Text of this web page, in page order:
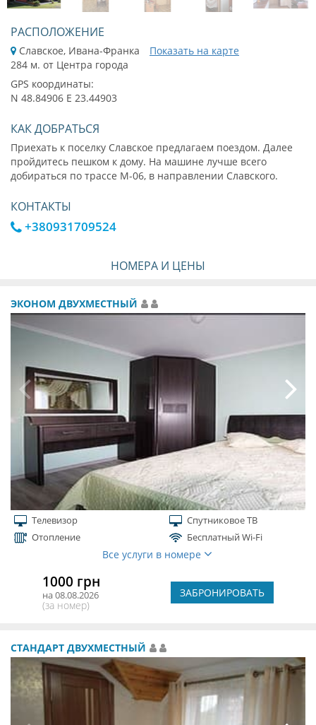
РАСПОЛОЖЕНИЕ
Славское, Ивана-Франка
Показать на карте
284 м. от Центра города
GPS координаты:
N 48.84906 E 23.44903
КАК ДОБРАТЬСЯ
Приехать к поселку Славское предлагаем поездом. Далее
пройдитесь пешком к дому. На машине лучше всего
добираться по трассе М-06, в направлении Славского.
КОНТАКТЫ
+380931709524
НОМЕРА И ЦЕНЫ
ЭКОНОМ ДВУХМЕСТНЫЙ
Телевизор
Спутниковое ТВ
Отопление
Бесплатный Wi-Fi
Все услуги в номере
1000 грн
на 08.08.2026
(за номер)
ЗАБРОНИРОВАТЬ
СТАНДАРТ ДВУХМЕСТНЫЙ